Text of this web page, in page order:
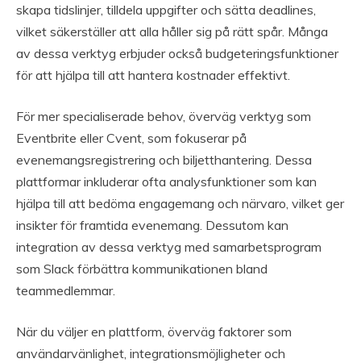
skapa tidslinjer, tilldela uppgifter och sätta deadlines,
vilket säkerställer att alla håller sig på rätt spår. Många
av dessa verktyg erbjuder också budgeteringsfunktioner
för att hjälpa till att hantera kostnader effektivt.
För mer specialiserade behov, överväg verktyg som
Eventbrite eller Cvent, som fokuserar på
evenemangsregistrering och biljetthantering. Dessa
plattformar inkluderar ofta analysfunktioner som kan
hjälpa till att bedöma engagemang och närvaro, vilket ger
insikter för framtida evenemang. Dessutom kan
integration av dessa verktyg med samarbetsprogram
som Slack förbättra kommunikationen bland
teammedlemmar.
När du väljer en plattform, överväg faktorer som
användarvänlighet, integrationsmöjligheter och